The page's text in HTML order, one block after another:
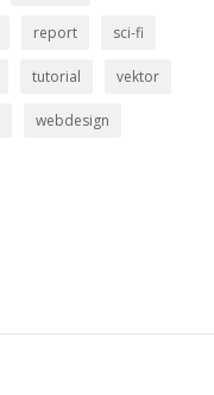
report sci-fi
tutorial vektor
webdesign